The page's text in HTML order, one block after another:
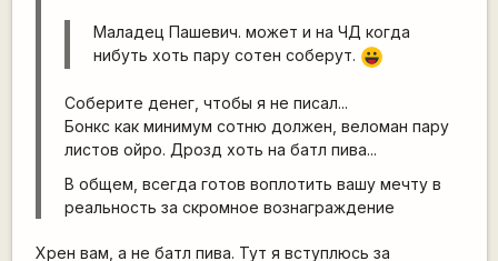
Маладец Пашевич. может и на ЧД когда
нибуть хоть пару сотен соберут. |-))
Соберите денег, чтобы я не писал...
Бонкс как минимум сотню должен, веломан пару
листов ойро. Дрозд хоть на батл пива...
В общем, всегда готов воплотить вашу мечту в
реальность за скромное вознаграждение
Хрен вам, а не батл пива. Тут я вступлюсь за